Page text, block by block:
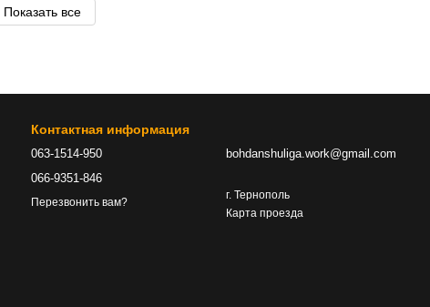
Показать все
Контактная информация
063-1514-950
066-9351-846
Перезвонить вам?
bohdanshuliga.work@gmail.com
г. Тернополь
Карта проезда